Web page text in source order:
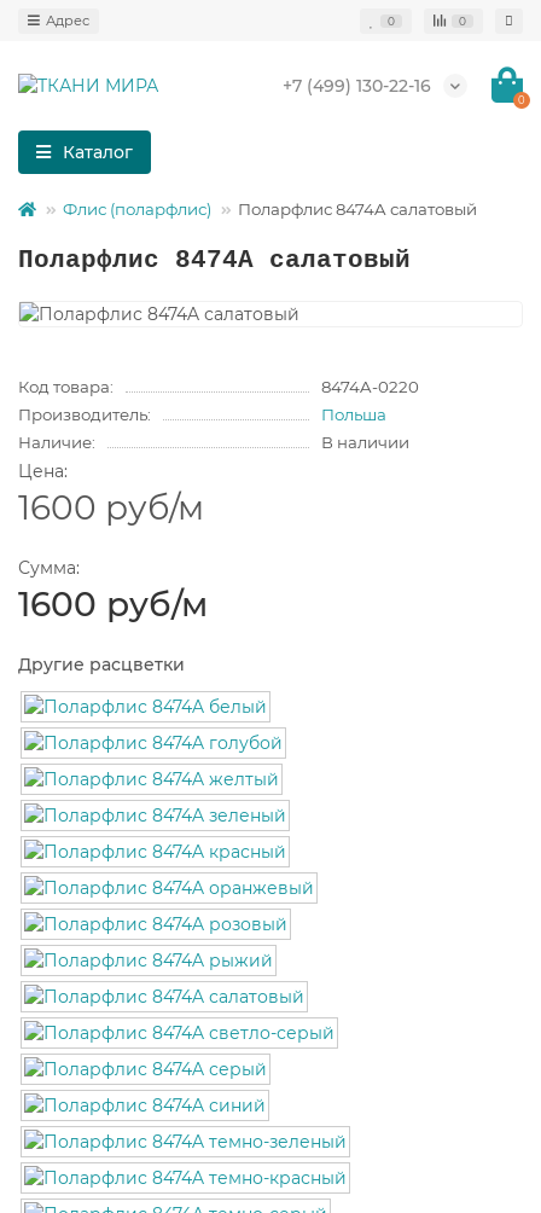
0 0
+7 (499) 130-22-16
0
Каталог
Флис (поларфлис) Поларфлис 8474A салатовый
Поларфлис 8474A салатовый
Код товара:
8474A-0220
Производитель:
Польша
Наличие:
В наличии
Цена:
1600 руб/м
Сумма:
1600 руб/м
Другие расцветки